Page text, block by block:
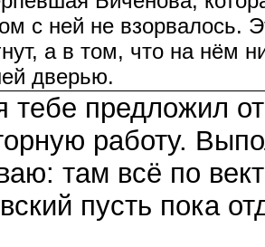
с ней не взорвалось.
а в том, что на нём
дверью.
тебе предложил
работу.
там всё по
пусть пока